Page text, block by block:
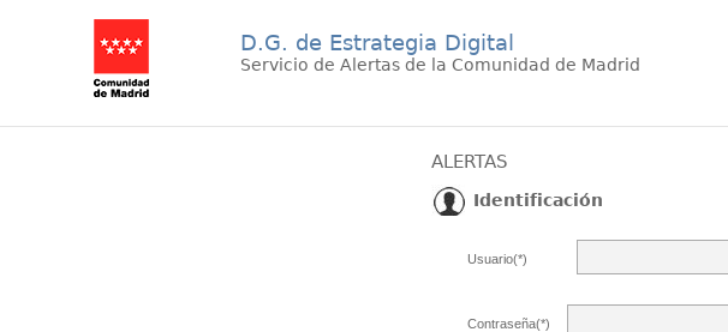
D.G. de Estrategia Digital
Servicio de Alertas de la Comunidad de Madrid
ALERTAS
Identificación
Usuario(*)
Contraseña(*)